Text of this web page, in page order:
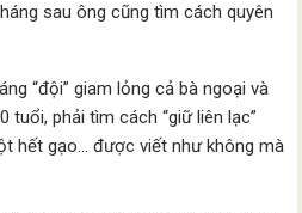
sau ông cũng tìm cách quyên
“đội” giam lỏng cả bà ngoại và
tuổi, phải tìm cách “giữ liên lạc”
hết gạo… được viết như không mà